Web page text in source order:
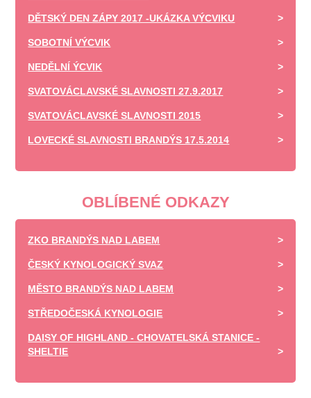
DĚTSKÝ DEN ZÁPY 2017 -UKÁZKA VÝCVIKU
SOBOTNÍ VÝCVIK
NEDĚLNÍ ÝCVIK
SVATOVÁCLAVSKÉ SLAVNOSTI 27.9.2017
SVATOVÁCLAVSKÉ SLAVNOSTI 2015
LOVECKÉ SLAVNOSTI BRANDÝS 17.5.2014
OBLÍBENÉ ODKAZY
ZKO BRANDÝS NAD LABEM
ČESKÝ KYNOLOGICKÝ SVAZ
MĚSTO BRANDÝS NAD LABEM
STŘEDOČESKÁ KYNOLOGIE
DAISY OF HIGHLAND - CHOVATELSKÁ STANICE -
SHELTIE